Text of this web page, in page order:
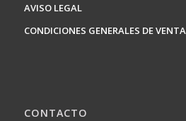
AVISO LEGAL
CONDICIONES GENERALES DE VENTA
CONTACTO